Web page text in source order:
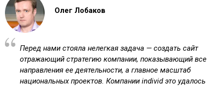
Олег Лобаков
Перед нами стояла нелегкая задача — создать сайт
отражающий стратегию компании, показывающий все
направления ее деятельности, а главное масштаб
национальных проектов. Компании individ это удалось